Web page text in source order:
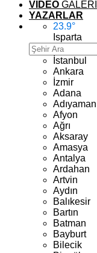
VİDEO GALERİ
YAZARLAR
23.9°
Isparta
İstanbul
Ankara
İzmir
Adana
Adıyaman
Afyon
Ağrı
Aksaray
Amasya
Antalya
Ardahan
Artvin
Aydın
Balıkesir
Bartın
Batman
Bayburt
Bilecik